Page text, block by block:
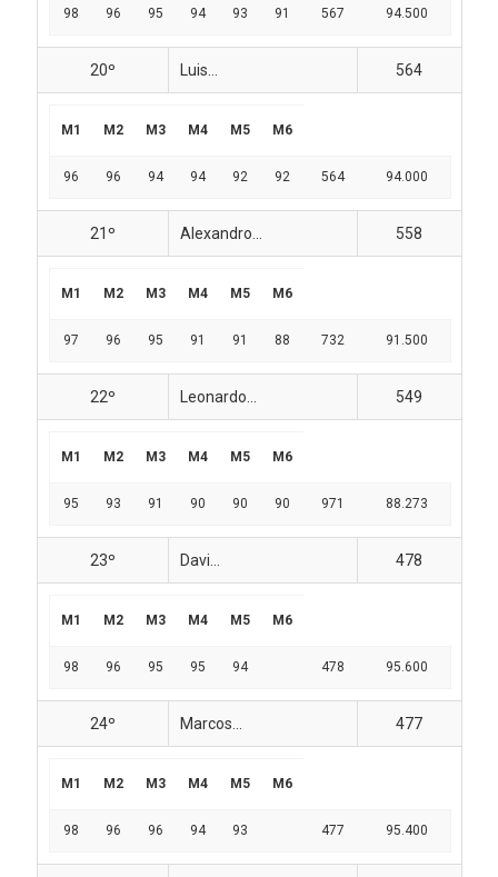
98 96 95 94 93 91 567 94.500
20º Luis... 564
M1 M2 M3 M4 M5 M6
96 96 94 94 92 92 564 94.000
21º Alexandro... 558
M1 M2 M3 M4 M5 M6
97 96 95 91 91 88 732 91.500
22º Leonardo... 549
M1 M2 M3 M4 M5 M6
95 93 91 90 90 90 971 88.273
23º Davi... 478
M1 M2 M3 M4 M5 M6
98 96 95 95 94 478 95.600
24º Marcos... 477
M1 M2 M3 M4 M5 M6
98 96 96 94 93 477 95.400